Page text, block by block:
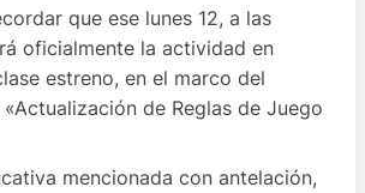
que ese lunes 12, a las
oficialmente la actividad en
estreno, en el marco del
de Reglas de Juego
mencionada con antelación,